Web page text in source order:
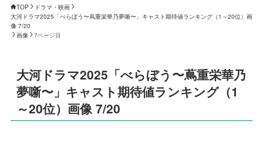
TOP
ドラマ・映画
大河ドラマ2025「べらぼう〜蔦重栄華乃夢噺〜」キャスト期待値ランキング（1～20位）画
像 7/20
画像
7ページ目
大河ドラマ2025「べらぼう〜蔦重栄華乃
夢噺〜」キャスト期待値ランキング（1
～20位）画像 7/20